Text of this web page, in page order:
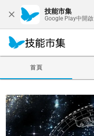
技能市集
Google Play中開啟
首頁